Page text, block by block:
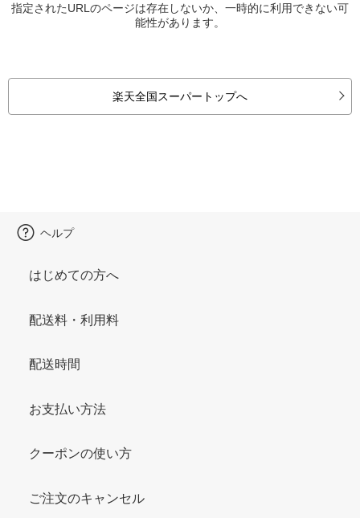
指定されたURLのページは存在しないか、一時的に利用できない可
能性があります。
楽天全国スーパートップへ
ヘルプ
はじめての方へ
配送料・利用料
配送時間
お支払い方法
クーポンの使い方
ご注文のキャンセル